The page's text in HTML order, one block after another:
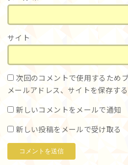
サイト
次回のコメントで使用するため
メールアドレス、サイトを保存する
新しいコメントをメールで通知
新しい投稿をメールで受け取る